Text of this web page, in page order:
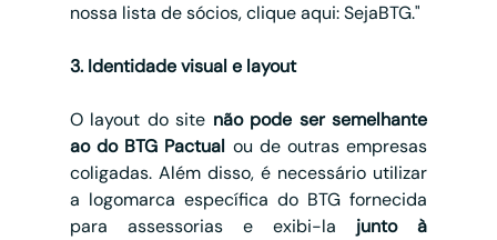
nossa lista de sócios, clique aqui: SejaBTG."
3. Identidade visual e layout
O layout do site não pode ser semelhante
ao do BTG Pactual ou de outras empresas
coligadas. Além disso, é necessário utilizar
a logomarca específica do BTG fornecida
para assessorias e exibi-la junto à